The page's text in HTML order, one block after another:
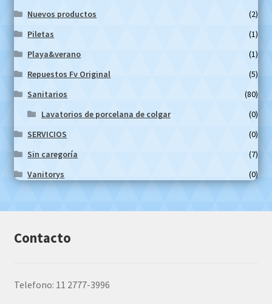
Nuevos productos
(2)
Piletas
(1)
Playa&verano
(1)
Repuestos Fv Original
(5)
Sanitarios
(80)
Lavatorios de porcelana de colgar
(0)
SERVICIOS
(0)
Sin caregoría
(7)
Vanitorys
(0)
Contacto
Telefono: 11 2777-3996